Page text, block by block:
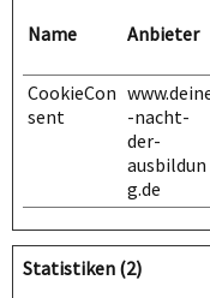
Name
Anbieter
CookieCon
sent
-nacht-
der-
ausbildun
g.de
Statistiken (2)